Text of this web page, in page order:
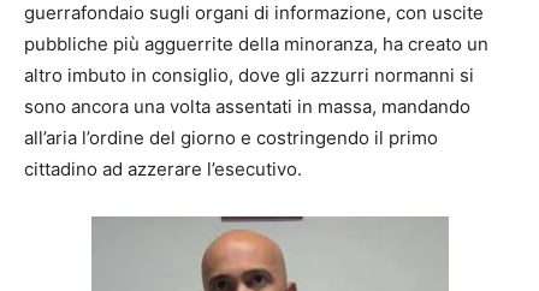
guerrafondaio sugli organi di informazione, con uscite
pubbliche più agguerrite della minoranza, ha creato un
altro imbuto in consiglio, dove gli azzurri normanni si
sono ancora una volta assentati in massa, mandando
all’aria l’ordine del giorno e costringendo il primo
cittadino ad azzerare l’esecutivo.